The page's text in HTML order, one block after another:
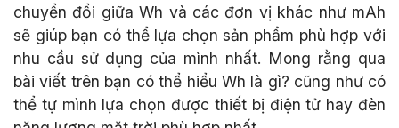
chuyển đổi giữa Wh và các đơn vị khác như mAh
sẽ giúp bạn có thể lựa chọn sản phẩm phù hợp với
nhu cầu sử dụng của mình nhất. Mong rằng qua
bài viết trên bạn có thể hiểu Wh là gì? cũng như có
thể tự mình lựa chọn được thiết bị điện tử hay đèn